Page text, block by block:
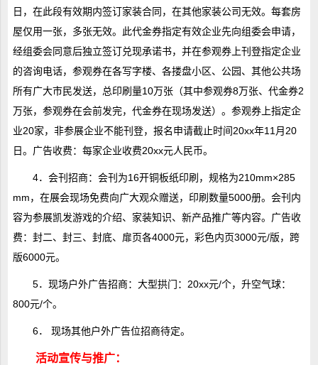
日，在此段有效期内签订家装合同，在其他家装公司无效。每套房
屋仅用一张，多张无效。此代金券指定有效企业先向组委会申请，
经组委会同意后独立签订兑现承诺书，并在参观券上刊登指定企业
的咨询电话，参观券在各写字楼、各搂盘小区、公园、其他公共场
所有广大市民发送，总印刷量10万张（其中参观券8万张、代金券2
万张，参观券在会前发完，代金券在现场发送）。参观券上指定企
业20家，非参展企业不能刊登，报名申请截止时间20xx年11月20
日。广告收费：每家企业收费20xx元人民币。
4．会刊招商：会刊为16开铜板纸印刷，规格为210mm×285
mm，在展会现场免费向广大观众赠送，印刷数量5000册。会刊内
容为参展凯发游戏的介绍、家装知识、新产品推广等内容。广告收
费：封二、封三、封底、扉页各4000元，彩色内页3000元/版，跨
版6000元。
5．现场户外广告招商：大型拱门：20xx元/个，升空气球：
800元/个。
6． 现场其他户外广告位招商待定。
活动宣传与推广：